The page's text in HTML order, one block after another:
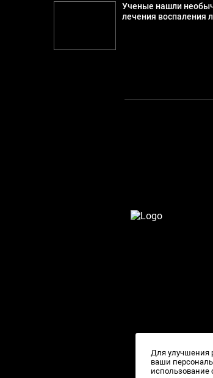
Ученые нашли
лечения воспаления
Для улучшения
ваши
использование